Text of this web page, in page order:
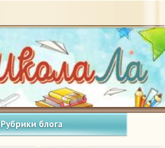
Рубрики блога